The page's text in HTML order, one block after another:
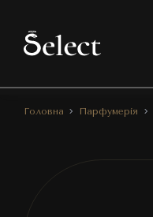
Головна Парфумерія